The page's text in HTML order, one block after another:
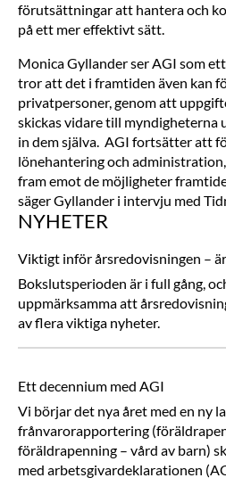
förutsättningar att hantera och
på ett mer effektivt sätt.
Monica Gyllander ser AGI som
tror att det i framtiden även kan
privatpersoner, genom att
skickas vidare till myndigheterna
in dem själva. AGI fortsätter att
lönehantering och
fram emot de möjligheter
säger Gyllander i intervju med
NYHETER
Viktigt inför årsredovisningen –
Bokslutsperioden är i full gång,
uppmärksamma att
av flera viktiga nyheter.
Ett decennium med AGI
Vi börjar det nya året med en ny
frånvarorapportering
föräldrapenning – vård av barn)
med arbetsgivardeklarationen